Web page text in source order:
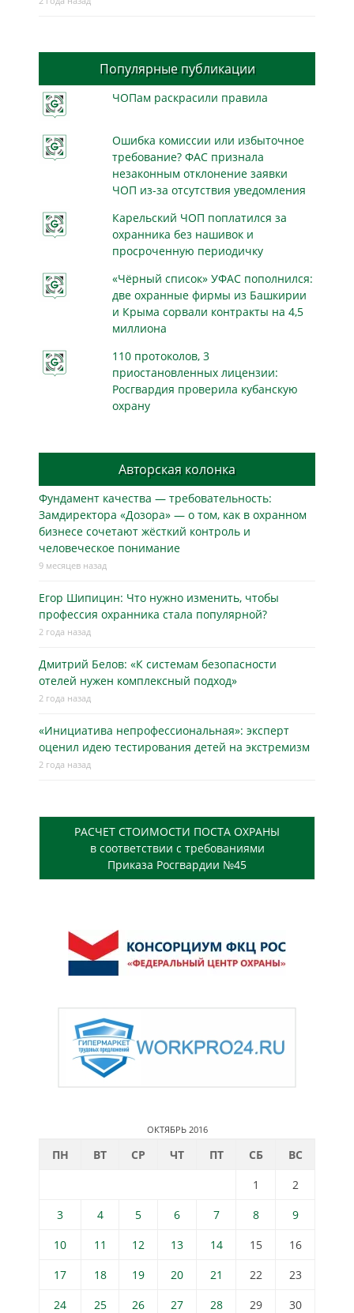
Популярные публикации
ЧОПам раскрасили правила
Ошибка комиссии или избыточное
требование? ФАС признала
незаконным отклонение заявки
ЧОП из-за отсутствия уведомления
Карельский ЧОП поплатился за
охранника без нашивок и
просроченную периодичку
«Чёрный список» УФАС пополнился:
две охранные фирмы из Башкирии
и Крыма сорвали контракты на 4,5
миллиона
110 протоколов, 3
приостановленных лицензии:
Росгвардия проверила кубанскую
охрану
Авторская колонка
Фундамент качества — требовательность:
Замдиректора «Дозора» — о том, как в охранном
бизнесe сочетают жёсткий контроль и
человеческое понимание
9 месяцев назад
Егор Шипицин: Что нужно изменить, чтобы
профессия охранника стала популярной?
2 года назад
Дмитрий Белов: «К системам безопасности
отелей нужен комплексный подход»
2 года назад
«Инициатива непрофессиональная»: эксперт
оценил идею тестирования детей на экстремизм
2 года назад
РАСЧЕТ СТОИМОСТИ ПОСТА ОХРАНЫ
в соответствии с требованиями
Приказа Росгвардии №45
ОКТЯБРЬ 2016
ПН ВТ СР ЧТ ПТ СБ
ВС
1
2
3
4 5 6 7 8
9
10
11 12 13 14 15
16
17
18 19 20 21 22
23
24
25 26 27 28 29
30